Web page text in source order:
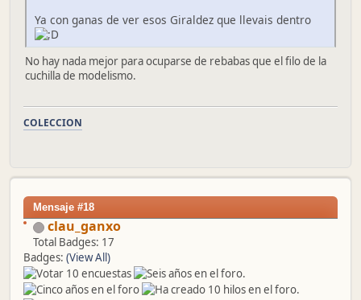
Ya con ganas de ver esos Giraldez que llevais dentro
No hay nada mejor para ocuparse de rebabas que el filo de la
cuchilla de modelismo.
COLECCION
Mensaje #18
clau_ganxo
Total Badges: 17
Badges: (View All)